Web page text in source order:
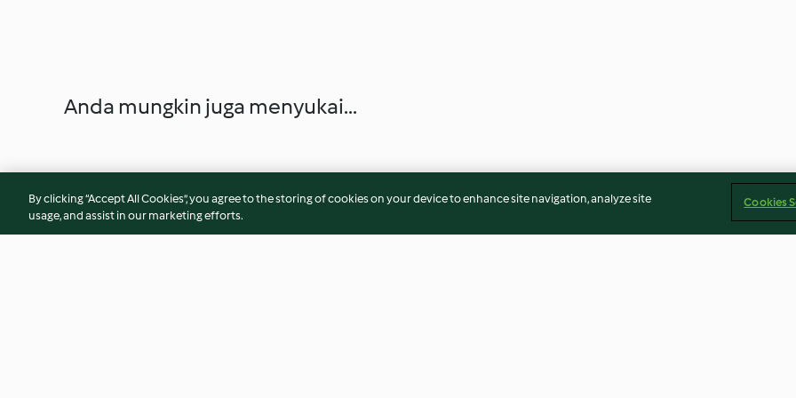
Anda mungkin juga menyukai...
By clicking “Accept All Cookies”, you agree to the storing of cookies on your device to enhance site navigation, analyze site
usage, and assist in our marketing efforts.
Cookies